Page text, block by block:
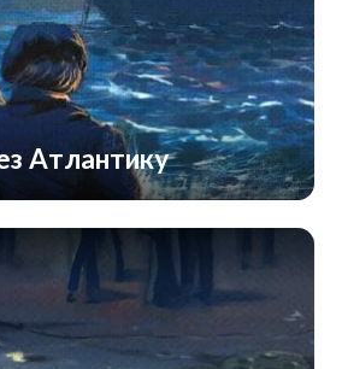
Атлантику